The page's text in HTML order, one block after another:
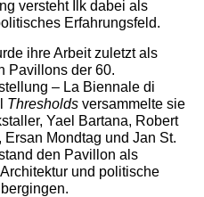
versteht Ilk dabei als
Erfahrungsfeld.
ihre Arbeit zuletzt als
Pavillons der 60.
– La Biennale di
Thresholdsversammelte sie
Yael Bartana, Robert
Ersan Mondtag und Jan St.
den Pavillon als
und politische